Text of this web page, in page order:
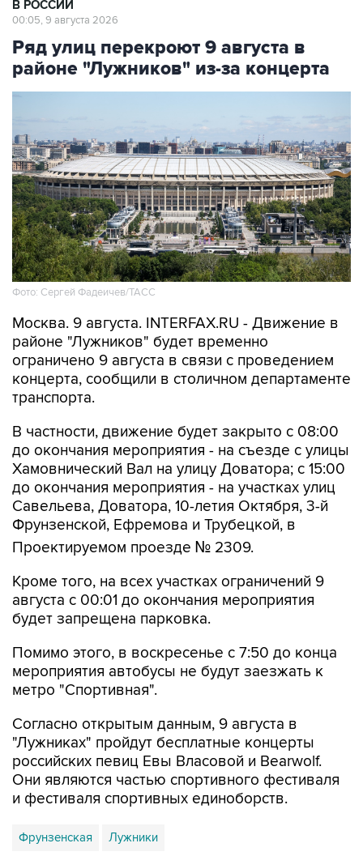
В РОССИИ
00:05, 9 августа 2026
Ряд улиц перекроют 9 августа в
районе "Лужников" из-за концерта
Фото: Сергей Фадеичев/ТАСС
Москва. 9 августа. INTERFAX.RU - Движение в
районе "Лужников" будет временно
ограничено 9 августа в связи с проведением
концерта, сообщили в столичном департаменте
транспорта.
В частности, движение будет закрыто с 08:00
до окончания мероприятия - на съезде с улицы
Хамовнический Вал на улицу Доватора; с 15:00
до окончания мероприятия - на участках улиц
Савельева, Доватора, 10-летия Октября, 3-й
Фрунзенской, Ефремова и Трубецкой, в
Проектируемом проезде № 2309.
Кроме того, на всех участках ограничений 9
августа с 00:01 до окончания мероприятия
будет запрещена парковка.
Помимо этого, в воскресенье с 7:50 до конца
мероприятия автобусы не будут заезжать к
метро "Спортивная".
Согласно открытым данным, 9 августа в
"Лужниках" пройдут бесплатные концерты
российских певиц Евы Власовой и Bearwolf.
Они являются частью спортивного фестиваля
и фестиваля спортивных единоборств.
Фрунзенская Лужники